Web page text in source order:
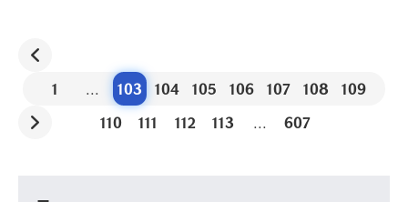
1 ... 103 104 105 106 107 108
109
110
111 112 113 ... 607